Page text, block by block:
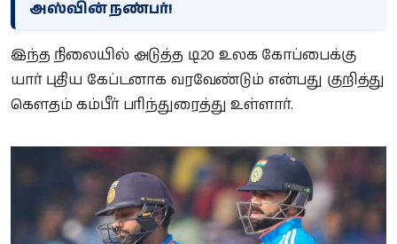
அஸ்வின் நண்பர்!
இந்த நிலையில் அடுத்த டி20 உலக கோப்பைக்கு
யார் புதிய கேப்டனாக வரவேண்டும் என்பது குறித்து
கௌதம் கம்பீர் பரிந்துரைத்து உள்ளார்.